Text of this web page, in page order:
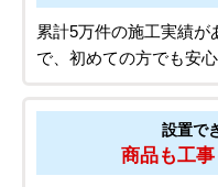
累計5万件の施工実績が
で、初めての方でも安
設置で
商品も工事